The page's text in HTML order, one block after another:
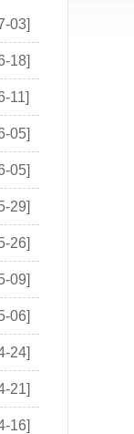
03]
18]
11]
05]
05]
29]
26]
09]
06]
24]
21]
16]